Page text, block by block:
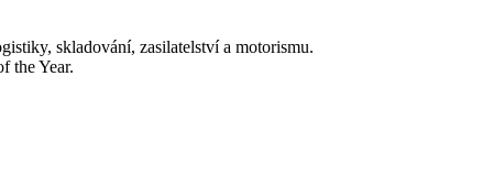
skladování, zasilatelství a motorismu.
the Year.